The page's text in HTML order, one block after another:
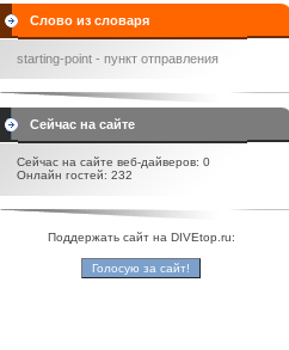
Слово из словаря
starting-point - пункт отправления
Сейчас на сайте
Сейчас на сайте веб-дайверов: 0
Онлайн гостей: 232
Поддержать сайт на DIVEtop.ru: